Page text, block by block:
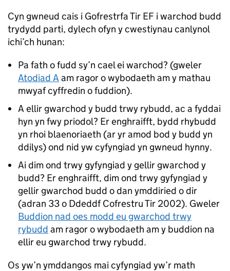
Cyn gwneud cais i Gofrestrfa Tir EF i warchod budd
trydydd parti, dylech ofyn y cwestiynau canlynol
ichi’ch hunan:
Pa fath o fudd sy’n cael ei warchod? (gweler
Atodiad A am ragor o wybodaeth am y mathau
mwyaf cyffredin o fuddion).
A ellir gwarchod y budd trwy rybudd, ac a fyddai
hyn yn fwy priodol? Er enghraifft, bydd rhybudd
yn rhoi blaenoriaeth (ar yr amod bod y budd yn
ddilys) ond nid yw cyfyngiad yn gwneud hynny.
Ai dim ond trwy gyfyngiad y gellir gwarchod y
budd? Er enghraifft, dim ond trwy gyfyngiad y
gellir gwarchod budd o dan ymddiried o dir
(adran 33 o Ddeddf Cofrestru Tir 2002). Gweler
Buddion nad oes modd eu gwarchod trwy
rybudd am ragor o wybodaeth am y buddion na
ellir eu gwarchod trwy rybudd.
Os yw’n ymddangos mai cyfyngiad yw’r math